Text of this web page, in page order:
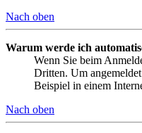
Nach oben
Warum werde ich
Wenn Sie beim
Dritten. Um
Beispiel in einem
Nach oben